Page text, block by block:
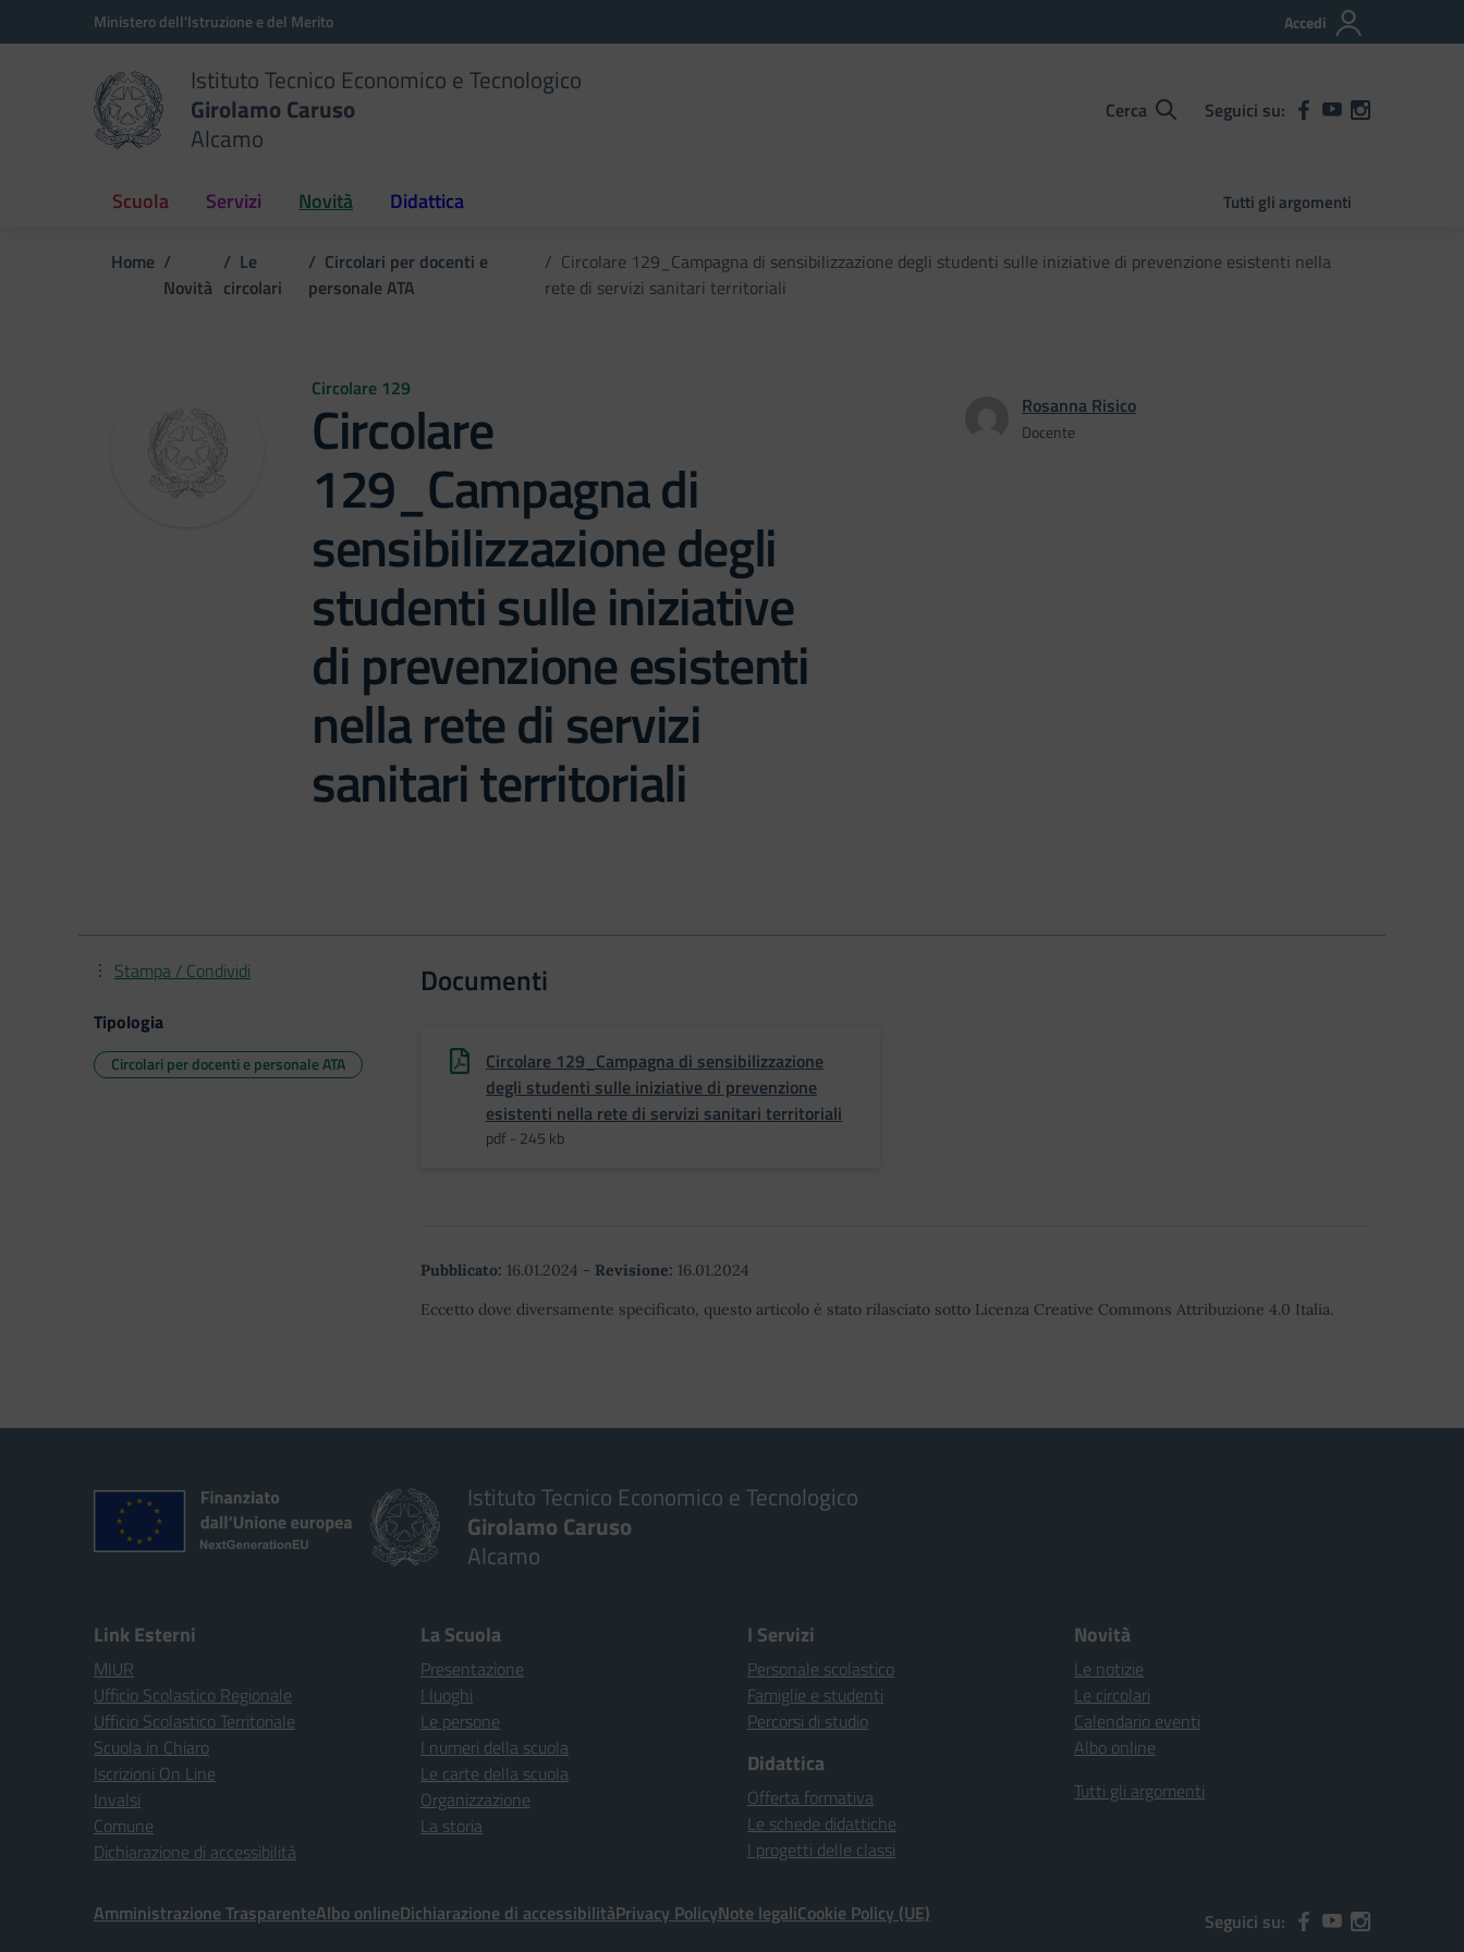
Vai ai contenuti
Vai al menu di navigazioneMinistero dell'Istruzione e del Merito Accedi
Istituto Tecnico Economico e Tecnologico
Girolamo Caruso
Alcamo
Cerca Seguici su:
Scuola Servizi Novità Didattica Tutti gli argomenti
Home
Novità
Le
circolari
Circolari per docenti e
personale ATA
Circolare 129_Campagna di sensibilizzazione degli studenti sulle iniziative di prevenzione esistenti nella
rete di servizi sanitari territoriali
Circolare 129
Circolare
129_Campagna di
sensibilizzazione degli
studenti sulle iniziative
di prevenzione esistenti
nella rete di servizi
sanitari territoriali
Rosanna Risico
Docente
Documenti
Circolare 129_Campagna di sensibilizzazione
degli studenti sulle iniziative di prevenzione
esistenti nella rete di servizi sanitari territoriali
pdf - 245 kb
Pubblicato: 16.01.2024 - Revisione: 16.01.2024
Eccetto dove diversamente specificato, questo articolo è stato rilasciato sotto Licenza Creative Commons Attribuzione 4.0 Italia.
Stampa / Condividi
Tipologia
Circolari per docenti e personale ATA
Istituto Tecnico Economico e Tecnologico
Girolamo Caruso
Alcamo
Link Esterni
MIUR
Ufficio Scolastico Regionale
Ufficio Scolastico Territoriale
Scuola in Chiaro
Iscrizioni On Line
Invalsi
Comune
Dichiarazione di accessibilità
La Scuola
Presentazione
I luoghi
Le persone
I numeri della scuola
Le carte della scuola
Organizzazione
La storia
I Servizi
Personale scolastico
Famiglie e studenti
Percorsi di studio
Didattica
Offerta formativa
Le schede didattiche
I progetti delle classi
Novità
Le notizie
Le circolari
Calendario eventi
Albo online
Tutti gli argomenti
Amministrazione TrasparenteAlbo onlineDichiarazione di accessibilitàPrivacy PolicyNote legaliCookie Policy (UE) Seguici su: